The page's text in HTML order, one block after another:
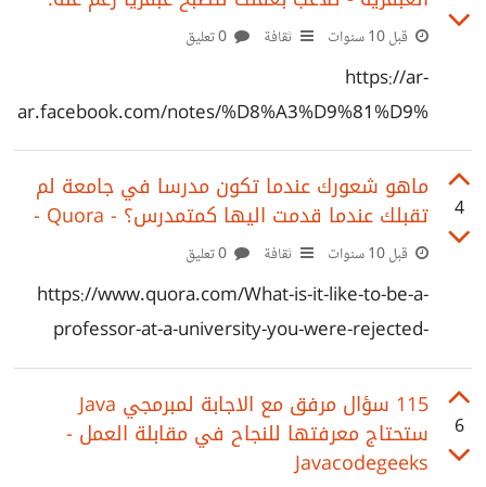
قبل 10 سنوات ثقافة
https://ar-
ar.facebook.com/notes/%D8%A3%D9%81%D9%
83%D8%A7%D8%B1-
%D8%AD%D8%B1%D8%A9/%D9%82%D8%A7%
D8%B9%D8%AF%D8%A9-%D8%A7%D9%84-
10000-%D8%B3%D8%A7%D8%B9%D8%A9-
%D8%A3%D9%88-%D9%85%D8%A7-
%D9%8A%D8%B3%D9%85%D9%89-
9%86-
%D8%A7%D9%84%D8%B9%D8%A8%D9%82%D
8%B1%D9%8A%D8%A9/288479401175319/
4
ماهو شعورك عندما تكون مدرسا في جامعة لم
تقبلك عندما قدمت اليها كمتمدرس؟ - Quora -
قبل 10 سنوات ثقافة
https://www.quora.com/What-is-it-like-to-be-a-
professor-at-a-university-you-were-rejected-
from
6
115 سؤال مرفق مع الاجابة لمبرمجي Java
ستحتاج معرفتها للنجاح في مقابلة العمل -
Javacodegeeks